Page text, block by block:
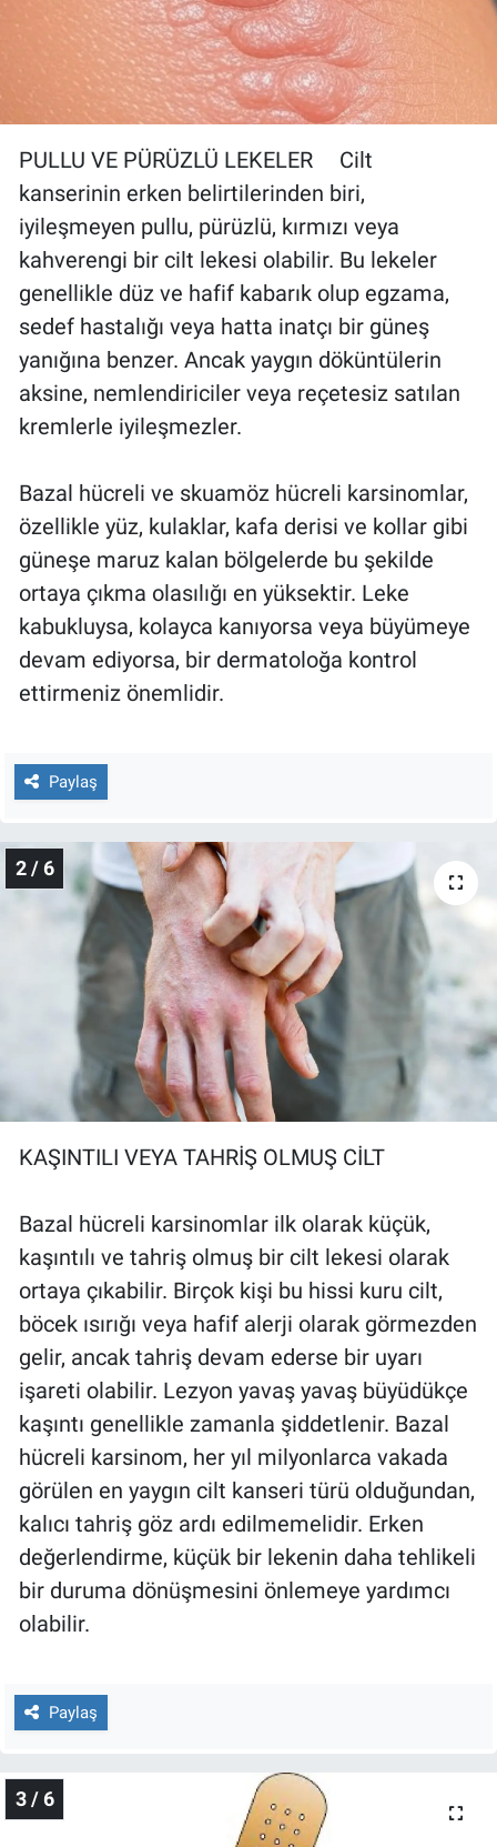
PULLU VE PÜRÜZLÜ LEKELER Cilt
kanserinin erken belirtilerinden biri,
iyileşmeyen pullu, pürüzlü, kırmızı veya
kahverengi bir cilt lekesi olabilir. Bu lekeler
genellikle düz ve hafif kabarık olup egzama,
sedef hastalığı veya hatta inatçı bir güneş
yanığına benzer. Ancak yaygın döküntülerin
aksine, nemlendiriciler veya reçetesiz satılan
kremlerle iyileşmezler.
Bazal hücreli ve skuamöz hücreli karsinomlar,
özellikle yüz, kulaklar, kafa derisi ve kollar gibi
güneşe maruz kalan bölgelerde bu şekilde
ortaya çıkma olasılığı en yüksektir. Leke
kabukluysa, kolayca kanıyorsa veya büyümeye
devam ediyorsa, bir dermatoloğa kontrol
ettirmeniz önemlidir.
Paylaş
2 / 6
KAŞINTILI VEYA TAHRİŞ OLMUŞ CİLT
Bazal hücreli karsinomlar ilk olarak küçük,
kaşıntılı ve tahriş olmuş bir cilt lekesi olarak
ortaya çıkabilir. Birçok kişi bu hissi kuru cilt,
böcek ısırığı veya hafif alerji olarak görmezden
gelir, ancak tahriş devam ederse bir uyarı
işareti olabilir. Lezyon yavaş yavaş büyüdükçe
kaşıntı genellikle zamanla şiddetlenir. Bazal
hücreli karsinom, her yıl milyonlarca vakada
görülen en yaygın cilt kanseri türü olduğundan,
kalıcı tahriş göz ardı edilmemelidir. Erken
değerlendirme, küçük bir lekenin daha tehlikeli
bir duruma dönüşmesini önlemeye yardımcı
olabilir.
Paylaş
3 / 6
Haber
İlan
Koronavirüs
Kültür Sanat
Ne demişti
Nedir
Popüler
Sağlık
Spor
Teknoloji
Türkiye'nin Geleceği
Türkiye'nin Gündemi
Yerel Yaşam
Canlı Yayın